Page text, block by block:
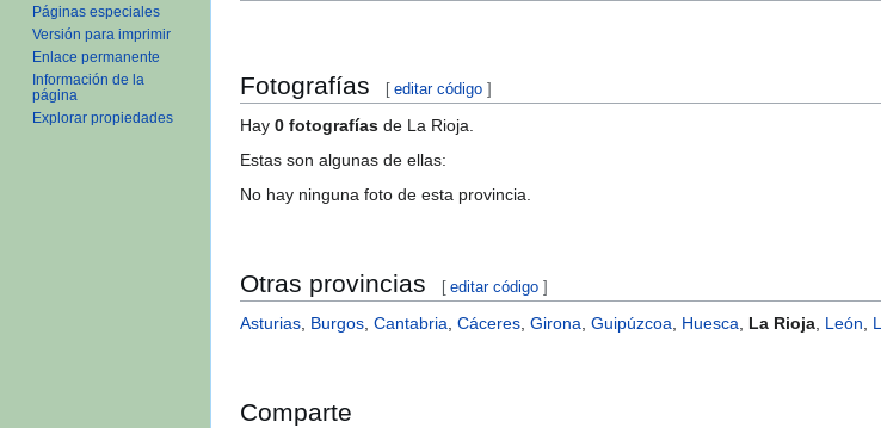
Fotografías [ editar código ]
Hay 0 fotografías de La Rioja.
Estas son algunas de ellas:
No hay ninguna foto de esta provincia.
Otras provincias [ editar código ]
Asturias, Burgos, Cantabria, Cáceres, Girona, Guipúzcoa, Huesca, La Rioja, León,
Comparte
Páginas especiales
Versión para imprimir
Enlace permanente
Información de la
página
Explorar propiedades